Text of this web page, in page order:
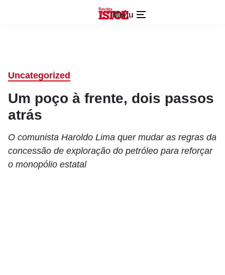
Menu
Uncategorized
Um poço à frente, dois passos
atrás
O comunista Haroldo Lima quer mudar as regras da
concessão de exploração do petróleo para reforçar
o monopólio estatal